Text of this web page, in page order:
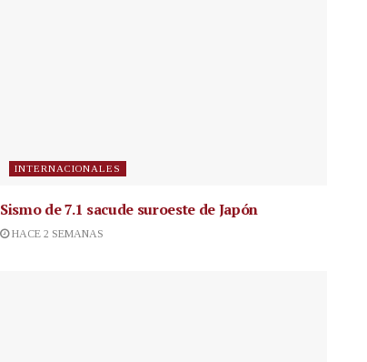
INTERNACIONALES
Sismo de 7.1 sacude suroeste de Japón
HACE 2 SEMANAS